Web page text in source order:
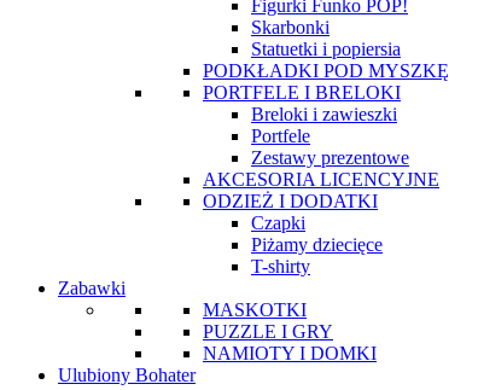
Figurki Funko POP!
Skarbonki
Statuetki i popiersia
PODKŁADKI POD MYSZKĘ
PORTFELE I BRELOKI
Breloki i zawieszki
Portfele
Zestawy prezentowe
AKCESORIA LICENCYJNE
ODZIEŻ I DODATKI
Czapki
Piżamy dziecięce
T-shirty
Zabawki
MASKOTKI
PUZZLE I GRY
NAMIOTY I DOMKI
Ulubiony Bohater